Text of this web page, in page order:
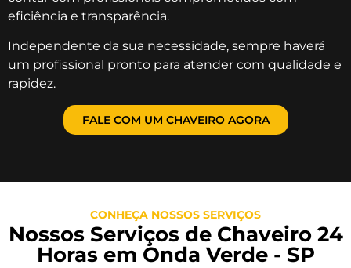
eficiência e transparência.
Independente da sua necessidade, sempre haverá
um profissional pronto para atender com qualidade e
rapidez.
FALE COM UM CHAVEIRO AGORA
CONHEÇA NOSSOS SERVIÇOS
Nossos Serviços de Chaveiro 24
Horas em Onda Verde - SP